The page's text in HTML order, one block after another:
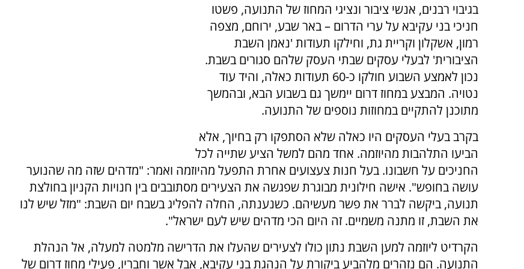
בגיבוי רבנים, אנשי ציבור ונציגי המחוז של התנועה, פשטו
חניכי בני עקיבא על ערי הדרום – באר שבע, ירוחם, מצפה
רמון, אשקלון וקריית גת, וחילקו תעודות 'נאמן השבת
הציבורית' לבעלי עסקים שבתי העסק שלהם סגורים בשבת.
נכון לאמצע השבוע חולקו כ-60 תעודות כאלה, והיד עוד
נטויה. המבצע במחוז דרום יימשך גם בשבוע הבא, ובהמשך
מתוכנן להתקיים במחוזות נוספים של התנועה.
בקרב בעלי העסקים היו כאלה שלא הסתפקו רק בחיוך, אלא
הביעו התלהבות מהיוזמה. אחד מהם למשל הציע שתייה לכל
החניכים על חשבונו. בעל חנות צעצועים אחרת התפעל מהיוזמה ואמר: "מדהים שזה מה שהנוער
עושה בחופש". אישה חילונית מבוגרת שפגשה את הצעירים מסתובבים בין חנויות הקניון בחולצת
תנועה, ביקשה לברר את פשר מעשיהם. כשנענתה, החלה להפליג בשבח יום השבת: "מזל שיש לנו
את השבת, זו מתנה משמיים. זה היום הכי מדהים שיש לעם ישראל".
הקרדיט ליוזמה למען השבת נתון כולו לצעירים שהעלו את הדרישה מלמטה למעלה, אל הנהלת
התנועה. הם נזהרים מלהביע ביקורת על הנהגת בני עקיבא, אבל אשר וחבריו, פעילי מחוז דרום של